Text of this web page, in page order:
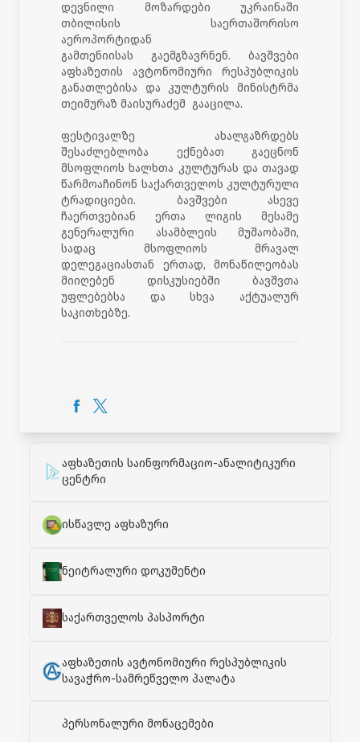
აფხაზეთის საინფორმაციო-ანალიტიკური
ცენტრი
ისწავლე აფხაზური
ნეიტრალური დოკუმენტი
საქართველოს პასპორტი
აფხაზეთის ავტონომიური რესპუბლიკის
სავაჭრო-სამრეწველო პალატა
პერსონალური მონაცემები
დევნილი მოზარდები უკრაინაში
თბილისის საერთაშორისო
აეროპორტიდან
გამთენიისას გაემგზავრნენ. ბავშვები
აფხაზეთის ავტონომიური რესპუბლიკის
განათლებისა და კულტურის მინისტრმა
თეიმურაზ მაისურაძემ გააცილა.
ფესტივალზე ახალგაზრდებს
შესაძლებლობა ექნებათ გაეცნონ
მსოფლიოს ხალხთა კულტურას და თავად
წარმოაჩინონ საქართველოს კულტურული
ტრადიციები. ბავშვები ასევე
ჩაერთვებიან ერთა ლიგის მესამე
გენერალური ასამბლეის მუშაობაში,
სადაც მსოფლიოს მრავალ
დელეგაციასთან ერთად, მონაწილეობას
მიიღებენ დისკუსიებში ბავშვთა
უფლებებსა და სხვა აქტუალურ
საკითხებზე.